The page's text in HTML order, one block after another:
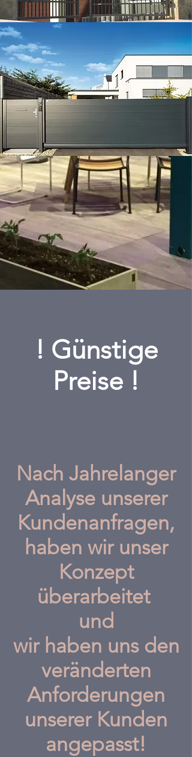
! Günstige
Preise !
Nach Jahrelanger
Analyse unserer
Kundenanfragen,
haben wir unser
Konzept
überarbeitet
und
wir haben uns den
veränderten
Anforderungen
unserer Kunden
angepasst!